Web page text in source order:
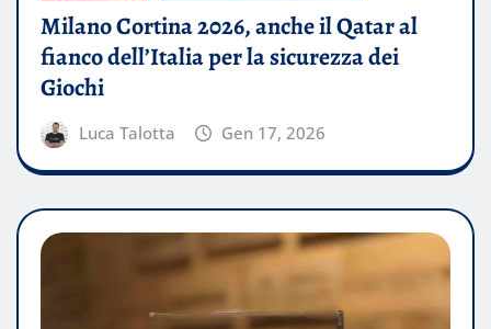
Milano Cortina 2026, anche il Qatar al
fianco dell’Italia per la sicurezza dei
Giochi
Luca Talotta Gen 17, 2026